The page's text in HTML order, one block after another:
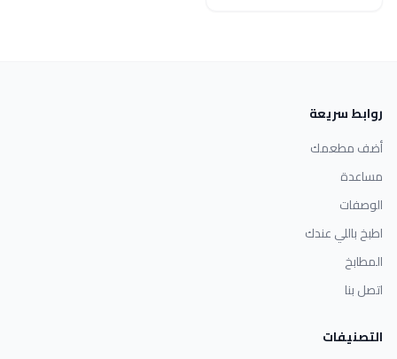
روابط سريعة
أضف مطعمك
مساعدة
الوصفات
اطبخ باللي عندك
المطابخ
اتصل بنا
التصنيفات